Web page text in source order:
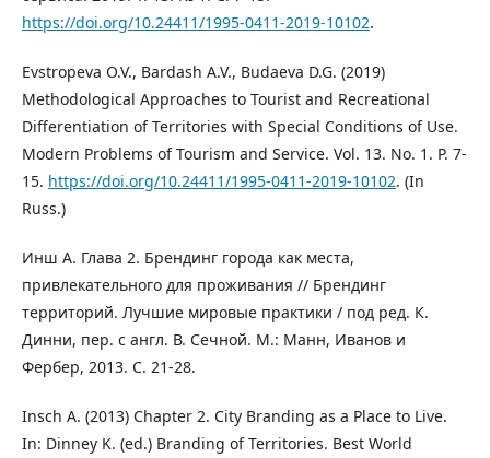
https://doi.org/10.24411/1995-0411-2019-10102.
Evstropeva O.V., Bardash A.V., Budaeva D.G. (2019)
Methodological Approaches to Tourist and Recreational
Differentiation of Territories with Special Conditions of Use.
Modern Problems of Tourism and Service. Vol. 13. No. 1. P. 7-
15. https://doi.org/10.24411/1995-0411-2019-10102. (In
Russ.)
Инш А. Глава 2. Брендинг города как места,
привлекательного для проживания // Брендинг
территорий. Лучшие мировые практики / под ред. К.
Динни, пер. с англ. В. Сечной. М.: Манн, Иванов и
Фербер, 2013. С. 21-28.
Insch A. (2013) Chapter 2. City Branding as a Place to Live.
In: Dinney K. (ed.) Branding of Territories. Best World